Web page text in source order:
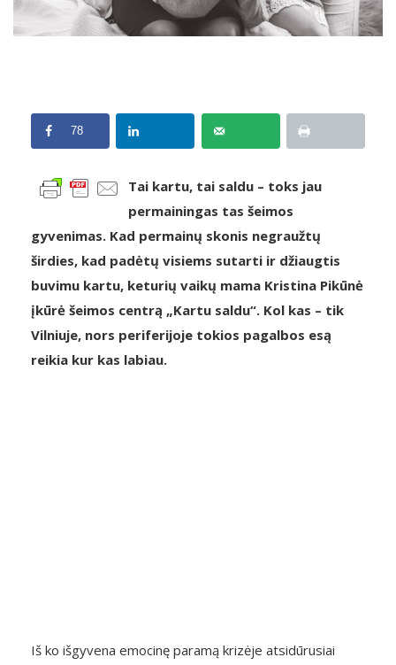
78
Tai kartu, tai saldu – toks jau
permainingas tas šeimos
gyvenimas. Kad permainų skonis negraužtų
širdies, kad padėtų visiems sutarti ir džiaugtis
buvimu kartu, keturių vaikų mama Kristina Pikūnė
įkūrė šeimos centrą „Kartu saldu“. Kol kas – tik
Vilniuje, nors periferijoje tokios pagalbos esą
reikia kur kas labiau.
Iš ko išgyvena emocinę paramą krizėje atsidūrusiai